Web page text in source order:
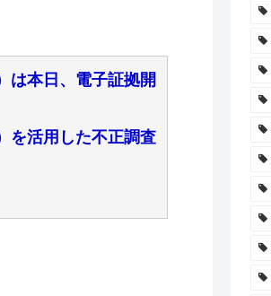
は本日、電子証拠開
を活用した不正調査